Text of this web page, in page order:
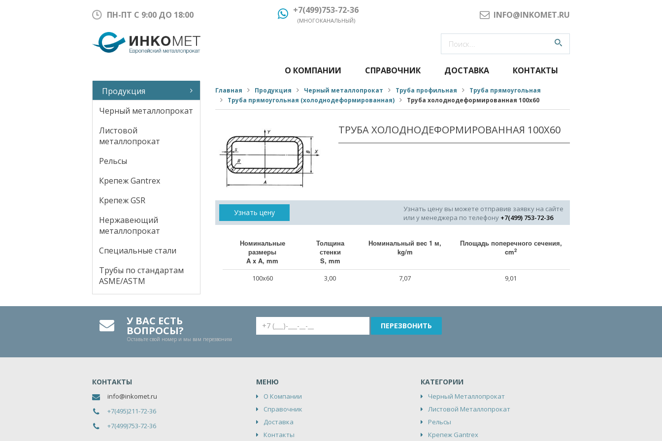
ПН-ПТ С 9:00 ДО 18:00 +7(499)753-72-36
(МНОГОКАНАЛЬНЫЙ)
INFO@INKOMET.RU
Продукция
Черный металлопрокат
Листовой
металлопрокат
Рельсы
Крепеж Gantrex
Крепеж GSR
Нержавеющий
металлопрокат
Специальные стали
Трубы по стандартам
ASME/ASTM
О КОМПАНИИ СПРАВОЧНИК ДОСТАВКА КОНТАКТЫ
Главная Продукция Черный металлопрокат Труба профильная
Труба прямоугольная
Труба прямоугольная (холоднодеформированная)
Труба холоднодеформированная 100x60
ТРУБА ХОЛОДНОДЕФОРМИРОВАННАЯ 100X60
Узнать цену
Узнать цену вы можете отправив заявку на сайте
или у менеджера по телефону +7(499) 753-72-36
Номинальные
размеры
A x A, mm
Толщина
стенки
S, mm
Номинальный веc 1 м,
kg/m
Площадь поперечного сечения,
cm2
100x60 3,00 7,07 9,01
У ВАС ЕСТЬ
ВОПРОСЫ?
Оставьте свой номер и мы вам перезвоним
КОНТАКТЫ
info@inkomet.ru
+7(495)211-72-36
+7(499)753-72-36
МЕНЮ
О Компании
Справочник
Доставка
Контакты
КАТЕГОРИИ
Черный Металлопрокат
Листовой Металлопрокат
Рельсы
Крепеж Gantrex